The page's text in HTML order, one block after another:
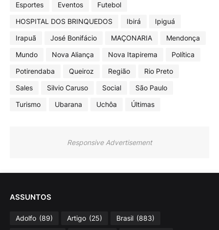
Esportes
Eventos
Futebol
HOSPITAL DOS BRINQUEDOS
Ibirá
Ipiguá
Irapuã
José Bonifácio MAÇONARIA
Mendonça
Mundo
Nova Aliança Nova Itapirema
Política
Potirendaba
Queiroz Região
Rio Preto
Sales
Silvio Caruso Social
São Paulo
Turismo
Ubarana Uchôa Últimas
Responsive Advertisement
ASSUNTOS
Adolfo (89) Artigo (25) Brasil (883)